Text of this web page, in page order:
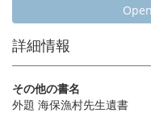
詳細情報
その他の書名
外題 海保漁村先生遺書